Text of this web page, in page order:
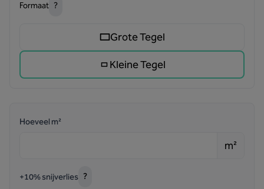
Formaat ?
Grote Tegel
Kleine Tegel
Hoeveel m²
m²
+10% snijverlies ?